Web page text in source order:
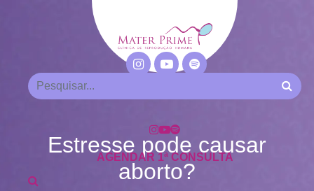
AGENDAR 1ª CONSULTA
Estresse pode causar
aborto?